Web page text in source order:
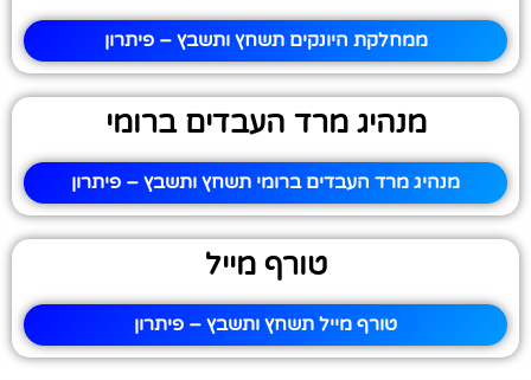
ממחלקת היונקים תשחץ ותשבץ – פיתרון
מנהיג מרד העבדים ברומי
מנהיג מרד העבדים ברומי תשחץ ותשבץ – פיתרון
טורף מייל
טורף מייל תשחץ ותשבץ – פיתרון